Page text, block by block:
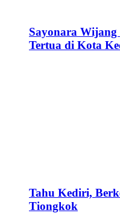
Sayonara Wijang
Tertua di Kota
Tahu Kediri,
Tiongkok